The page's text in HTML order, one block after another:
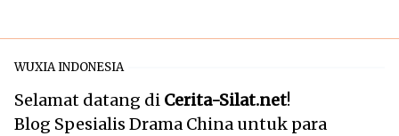
WUXIA INDONESIA
Selamat datang di Cerita-Silat.net!
Blog Spesialis Drama China untuk para